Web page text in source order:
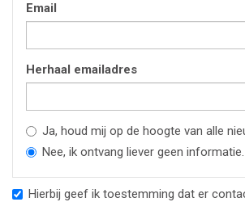
Email
Herhaal emailadres
Ja, houd mij op de hoogte van alle
Nee, ik ontvang liever geen informatie.
Hierbij geef ik toestemming dat er